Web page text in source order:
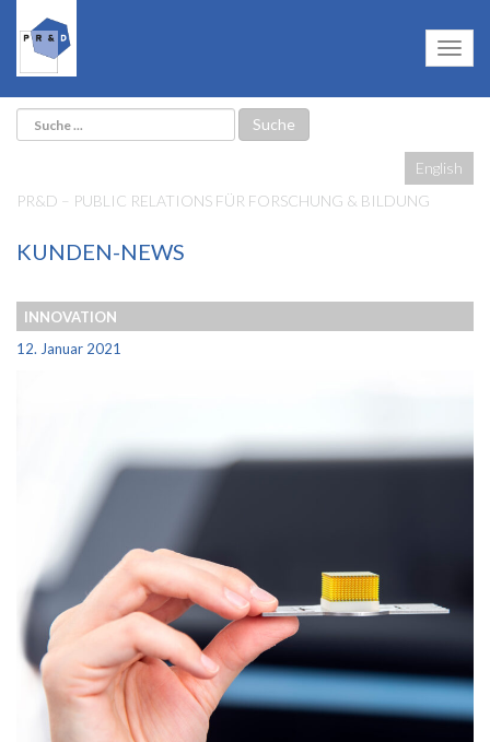
English
PR&D – PUBLIC RELATIONS FÜR FORSCHUNG & BILDUNG
KUNDEN-NEWS
INNOVATION
12. Januar 2021